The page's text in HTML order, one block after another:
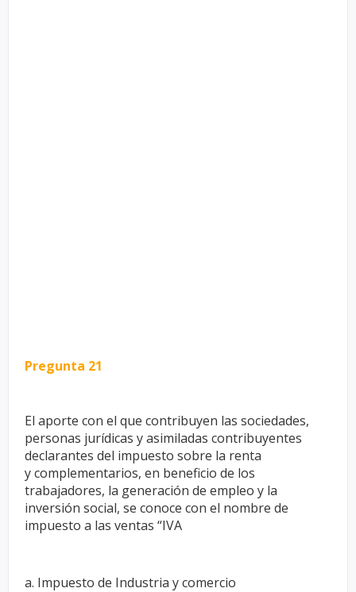
Pregunta 21
El aporte con el que contribuyen las sociedades,
personas jurídicas yasimiladas contribuyentes
declarantes del impuesto sobre la renta
ycomplementarios, en beneficio de los
trabajadores, la generación de empleo y la
inversión social, se conoce con el nombre de
impuesto a las ventas “IVA
a. Impuesto de Industria y comercio